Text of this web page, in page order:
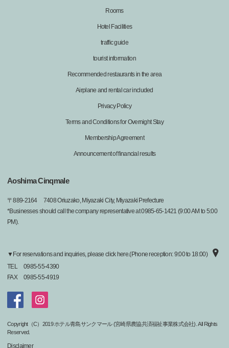
Rooms
Hotel Facilities
traffic guide
tourist information
Recommended restaurants in the area
Airplane and rental car included
Privacy Policy
Terms and Conditions for Overnight Stay
Membership Agreement
Announcement of financial results
Aoshima Cinqmale
〒889-2164
7408 Oriuzako, Miyazaki City, Miyazaki Prefecture
*Businesses should call the company representative at 0985-65-1421 (9:00 AM to 5:00
PM).
▼For reservations and inquiries, please click here.(Phone reception: 9:00 to 18:00)
TEL
0985-55-4390
FAX
0985-55-4919
Copyright（C）2019 ホテル青島サンクマール (宮崎県農協共済福祉事業株式会社). All Rights
Reserved.
Disclaimer